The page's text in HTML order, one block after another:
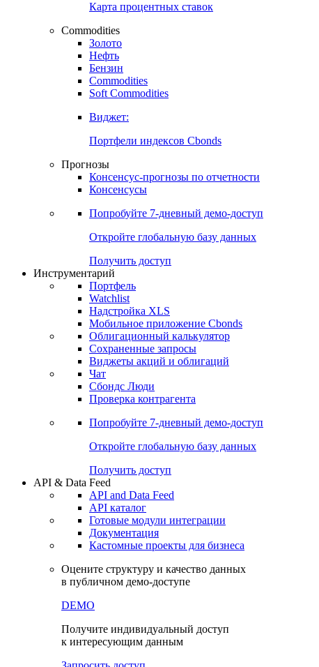
Карта процентных ставок
Commodities
Золото
Нефть
Бензин
Commodities
Soft Commodities
Виджет:
Портфели индексов Cbonds
Прогнозы
Консенсус-прогнозы по отчетности
Консенсусы
Попробуйте 7-дневный демо-доступ
Откройте глобальную базу данных
Получить доступ
Инструментарий
Портфель
Watchlist
Надстройка XLS
Мобильное приложение Cbonds
Облигационный калькулятор
Сохраненные запросы
Виджеты акций и облигаций
Чат
Сбондс Люди
Проверка контрагента
Попробуйте 7-дневный демо-доступ
Откройте глобальную базу данных
Получить доступ
API & Data Feed
API and Data Feed
API каталог
Готовые модули интеграции
Документация
Кастомные проекты для бизнеса
Оцените структуру и качество данных
в публичном демо-доступе
DEMO
Получите индивидуальный доступ
к интересующим данным